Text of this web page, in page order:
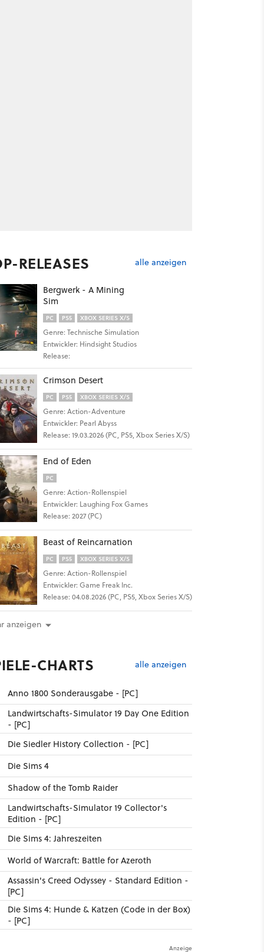
RELEASES alle anzeigen
Bergwerk - A Mining
Sim
PC PS5 XBOX SERIES X/S
Genre: Technische Simulation
Entwickler: Hindsight Studios
Release:
Crimson Desert
PC PS5 XBOX SERIES X/S
Genre: Action-Adventure
Entwickler: Pearl Abyss
Release: 19.03.2026 (PC, PS5, Xbox Series X/S)
End of Eden
PC
Genre: Action-Rollenspiel
Entwickler: Laughing Fox Games
Release: 2027 (PC)
Beast of Reincarnation
PC PS5 XBOX SERIES X/S
Genre: Action-Rollenspiel
Entwickler: Game Freak Inc.
Release: 04.08.2026 (PC, PS5, Xbox Series X/S)
anzeigen
CHARTS alle anzeigen
Anno 1800 Sonderausgabe - [PC]
Landwirtschafts-Simulator 19 Day One Edition
- [PC]
Die Siedler History Collection - [PC]
Die Sims 4
Shadow of the Tomb Raider
Landwirtschafts-Simulator 19 Collector's
Edition - [PC]
Die Sims 4: Jahreszeiten
World of Warcraft: Battle for Azeroth
Assassin's Creed Odyssey - Standard Edition -
[PC]
Die Sims 4: Hunde & Katzen (Code in der Box)
- [PC]